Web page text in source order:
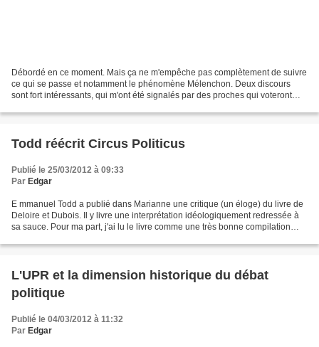
Débordé en ce moment. Mais ça ne m'empêche pas complètement de suivre
ce qui se passe et notamment le phénomène Mélenchon. Deux discours
sont fort intéressants, qui m'ont été signalés par des proches qui voteront
Todd réécrit Circus Politicus
Publié le 25/03/2012 à 09:33
Par Edgar
E mmanuel Todd a publié dans Marianne une critique (un éloge) du livre de
Deloire et Dubois. Il y livre une interprétation idéologiquement redressée à
sa sauce. Pour ma part, j'ai lu le livre comme une très bonne compilation
L'UPR et la dimension historique du débat
politique
Publié le 04/03/2012 à 11:32
Par Edgar